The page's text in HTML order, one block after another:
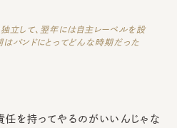
立して、翌年には自主レーベルを設
はバンドにとってどんな時期だった
を持ってやるのがいいんじゃな